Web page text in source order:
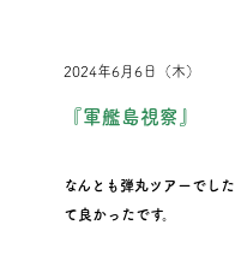
2024年6月6日（木）
『軍艦島視察』
なんとも弾丸ツアーでし
て良かったです。